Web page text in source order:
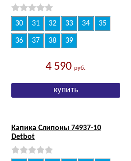
30 31 32 33 34 35
36 37 38 39
4 590руб.
Капика Слипоны 74937-10
Detbot